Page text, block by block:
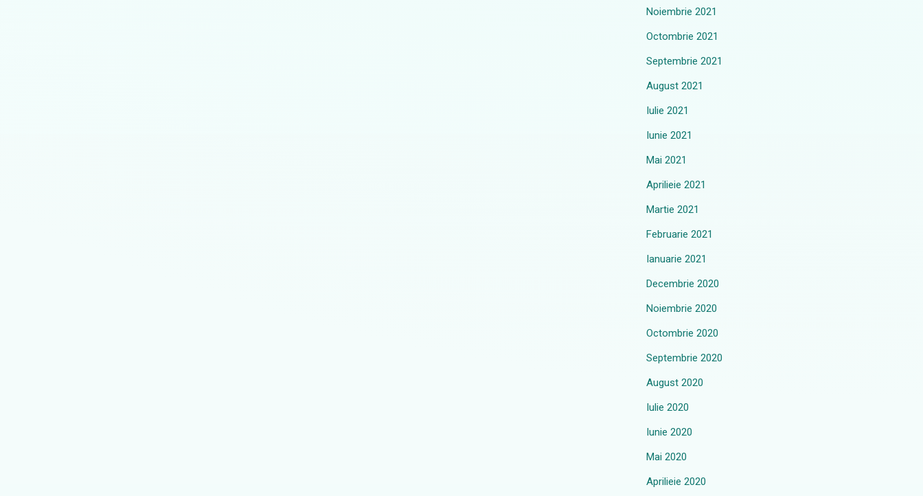
Noiembrie 2021
Octombrie 2021
Septembrie 2021
August 2021
Iulie 2021
Iunie 2021
Mai 2021
Aprilieie 2021
Martie 2021
Februarie 2021
Ianuarie 2021
Decembrie 2020
Noiembrie 2020
Octombrie 2020
Septembrie 2020
August 2020
Iulie 2020
Iunie 2020
Mai 2020
Aprilieie 2020